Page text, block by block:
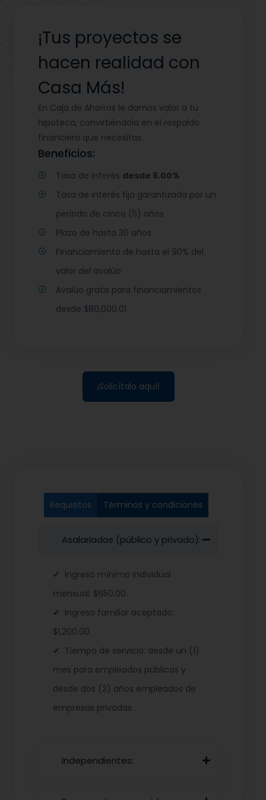
¡Tus proyectos se
hacen realidad con
Casa Más!
En Caja de Ahorros le damos valor a tu
hipoteca, convirtiéndola en el respaldo
financiero que necesitas.
Beneficios:
Tasa de interés desde 6.00%
Tasa de interés fija garantizada por un
periodo de cinco (5) años
Plazo de hasta 30 años
Financiamiento de hasta el 90% del
valor del avalúo
Avalúo gratis para financiamientos
desde $80,000.01
¡Solicítalo aquí!
Requisitos Términos y condiciones
Asalariados (público y privado):
Ingreso mínimo individual
mensual: $650.00.
Ingreso familiar aceptado:
$1,200.00.
Tiempo de servicio: desde un (1)
mes para empleados públicos y
desde dos (2) años empleados de
empresas privadas.
Independientes: